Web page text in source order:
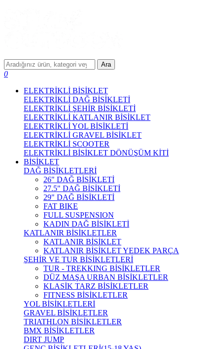
Ara
0
ELEKTRİKLİ BİSİKLET
ELEKTRİKLİ DAĞ BİSİKLETİ
ELEKTRİKLİ ŞEHİR BİSİKLETİ
ELEKTRİKLİ KATLANIR BİSİKLET
ELEKTRİKLİ YOL BİSİKLETİ
ELEKTRİKLİ GRAVEL BİSİKLET
ELEKTRİKLİ SCOOTER
ELEKTRİKLİ BİSİKLET DÖNÜŞÜM KİTİ
BİSİKLET
DAĞ BİSİKLETLERİ
26" DAĞ BİSİKLETİ
27.5" DAĞ BİSİKLETİ
29" DAĞ BİSİKLETİ
FAT BIKE
FULL SUSPENSION
KADIN DAĞ BİSİKLETİ
KATLANIR BİSİKLETLER
KATLANIR BİSİKLET
KATLANIR BİSİKLET YEDEK PARÇA
ŞEHİR VE TUR BİSİKLETLERİ
TUR - TREKKING BİSİKLETLER
DÜZ MAŞA URBAN BİSİKLETLER
KLASİK TARZ BİSİKLETLER
FITNESS BİSİKLETLER
YOL BİSİKLETLERİ
GRAVEL BİSİKLETLER
TRIATHLON BİSİKLETLER
BMX BİSİKLETLER
DIRT JUMP